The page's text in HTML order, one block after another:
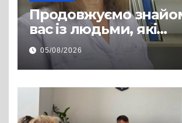
Продовжуємо
вас із людьми, які
допомагають нашим
захисникам і
повертатися до
життя
05/08/2026